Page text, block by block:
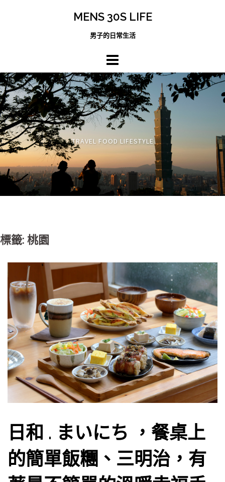
MENS 30S LIFE
男子的日常生活
TRAVEL FOOD LIFESTYLE
標籤: 桃園
日和 . まいにち ，餐桌上
的簡單飯糰、三明治，有